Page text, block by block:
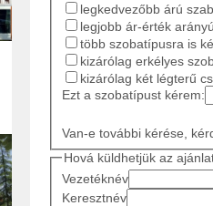
legkedvezőbb árú
legjobb ár-érték
több szobatípusra is
kizárólag erkélyes
kizárólag két légterű
Ezt a szobatípust kérem:
Van-e további kérése,
Hová küldhetjük az
Vezetéknév
Keresztnév